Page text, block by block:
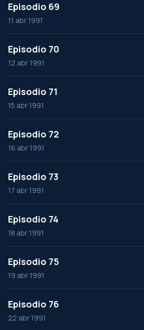
Episodio 69
11 abr 1991
Episodio 70
12 abr 1991
Episodio 71
15 abr 1991
Episodio 72
16 abr 1991
Episodio 73
17 abr 1991
Episodio 74
18 abr 1991
Episodio 75
19 abr 1991
Episodio 76
22 abr 1991